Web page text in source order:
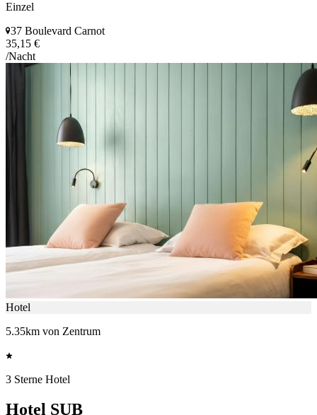
Einzel
37 Boulevard Carnot
35,15 €
/Nacht
Hotel
5.35km von Zentrum
3 Sterne Hotel
Hotel SUB